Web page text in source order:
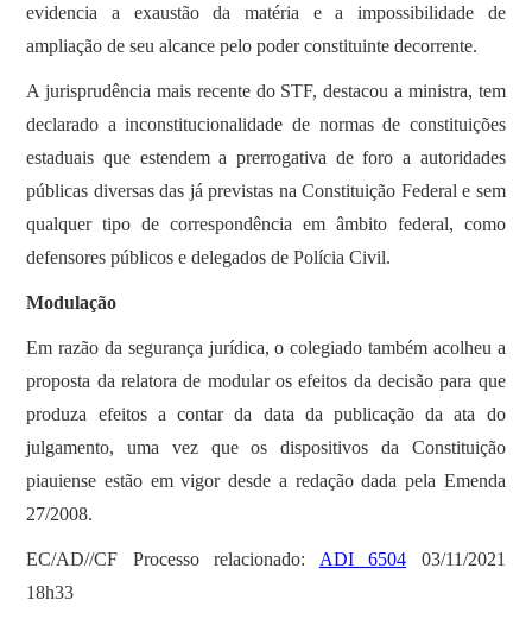
evidencia a exaustão da matéria e a impossibilidade de
ampliação de seu alcance pelo poder constituinte decorrente.
A jurisprudência mais recente do STF, destacou a ministra, tem
declarado a inconstitucionalidade de normas de constituições
estaduais que estendem a prerrogativa de foro a autoridades
públicas diversas das já previstas na Constituição Federal e sem
qualquer tipo de correspondência em âmbito federal, como
defensores públicos e delegados de Polícia Civil.
Modulação
Em razão da segurança jurídica, o colegiado também acolheu a
proposta da relatora de modular os efeitos da decisão para que
produza efeitos a contar da data da publicação da ata do
julgamento, uma vez que os dispositivos da Constituição
piauiense estão em vigor desde a redação dada pela Emenda
27/2008.
EC/AD//CF Processo relacionado: ADI 6504 03/11/2021
18h33